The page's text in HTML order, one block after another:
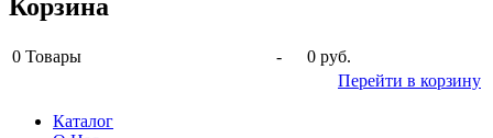
Корзина
0 Товары -
0 руб.
Перейти в корзину
Каталог